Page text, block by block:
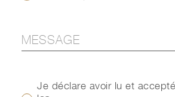
Je déclare avoir lu et